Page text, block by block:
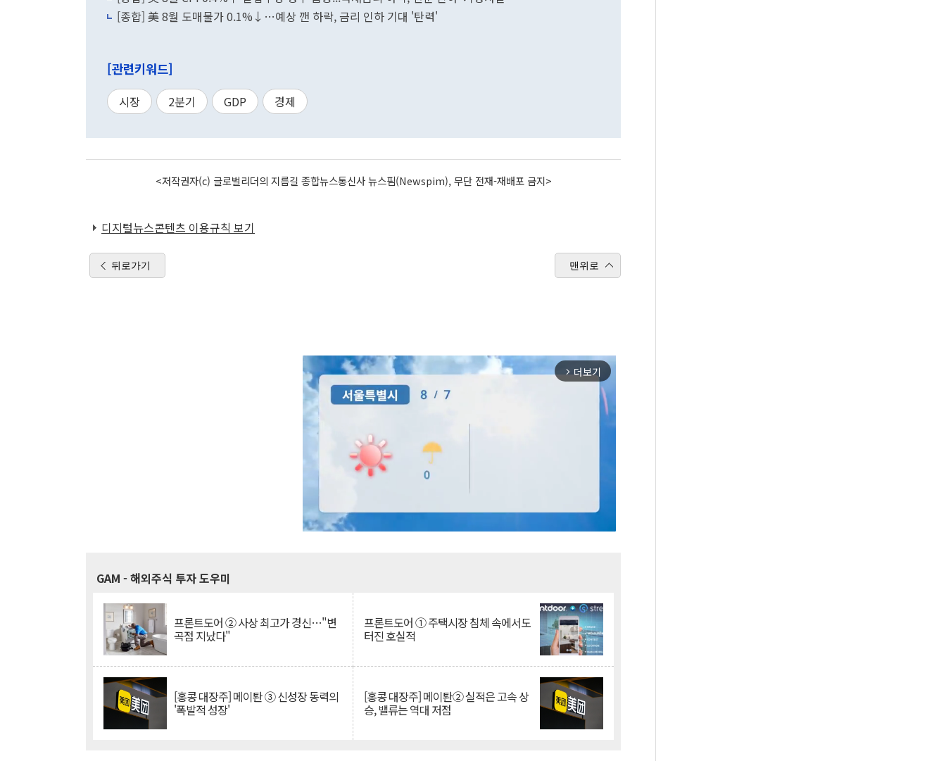
[종합] 美 8월 도매물가 0.1%↓…예상 깬 하락, 금리 인하 기대 '탄력'
[관련키워드]
시장 2분기 GDP 경제
<저작권자(c) 글로벌리더의 지름길 종합뉴스통신사 뉴스핌(Newspim), 무단 전재-재배포 금지>
디지털뉴스콘텐츠 이용규칙 보기
뒤로가기 맨위로
arrow_forward_ios 더보기
GAM - 해외주식 투자 도우미
프론트도어 ② 사상 최고가 경신…"변
곡점 지났다"
프론트도어 ① 주택시장 침체 속에서도
터진 호실적
[홍콩 대장주] 메이퇀 ③ 신성장 동력의
'폭발적 성장'
[홍콩 대장주] 메이퇀② 실적은 고속 상
승, 밸류는 역대 저점